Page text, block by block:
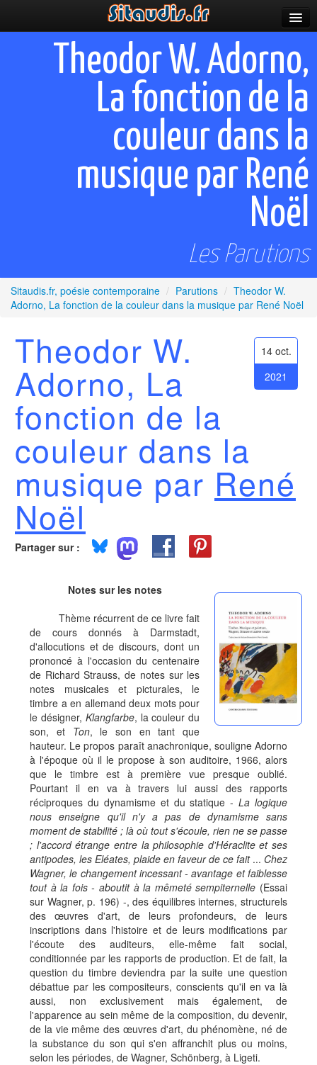
Parutions
Incitations
Theodor W. Adorno,
La fonction de la
couleur dans la
musique par René
Noël
Les Parutions
Sitaudis.fr, poésie contemporaine / Parutions / Theodor W.
Adorno, La fonction de la couleur dans la musique par René Noël
14 oct.
2021
Theodor W.
Adorno, La
fonction de la
couleur dans la
musique par René
Noël
Partager sur :
Notes sur les notes
Thème récurrent de ce livre fait
de cours donnés à Darmstadt,
d'allocutions et de discours, dont un
prononcé à l'occasion du centenaire
de Richard Strauss, de notes sur les
notes musicales et picturales, le
timbre a en allemand deux mots pour
le désigner, Klangfarbe, la couleur du
son, et Ton, le son en tant que
hauteur. Le propos paraît anachronique, souligne Adorno
à l'époque où il le propose à son auditoire, 1966, alors
que le timbre est à première vue presque oublié.
Pourtant il en va à travers lui aussi des rapports
réciproques du dynamisme et du statique -La logique
nous enseigne qu'il n'y a pas de dynamisme sans
moment de stabilité ; là où tout s'écoule, rien ne se passe
; l'accord étrange entre la philosophie d'Héraclite et ses
antipodes, les Eléates, plaide en faveur de ce fait ... Chez
Wagner, le changement incessant - avantage et faiblesse
tout à la fois - aboutit à la mêmeté sempiternelle (Essai
sur Wagner, p. 196) -, des équilibres internes, structurels
des œuvres d'art, de leurs profondeurs, de leurs
inscriptions dans l'histoire et de leurs modifications par
l'écoute des auditeurs, elle-même fait social,
conditionnée par les rapports de production. Et de fait, la
question du timbre deviendra par la suite une question
débattue par les compositeurs, conscients qu'il en va là
aussi, non exclusivement mais également, de
l'apparence au sein même de la composition, du devenir,
de la vie même des œuvres d'art, du phénomène, né de
la substance du son qui s'en affranchit plus ou moins,
selon les périodes, de Wagner, Schönberg, à Ligeti.